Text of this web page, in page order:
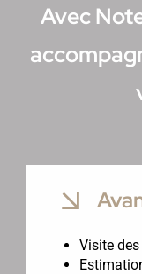
Avec
Visite